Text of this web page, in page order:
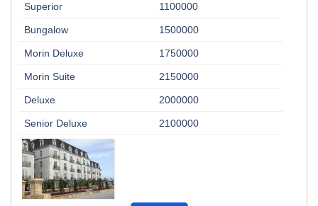
Superior 1100000
Bungalow 1500000
Morin Deluxe 1750000
Morin Suite 2150000
Deluxe 2000000
Senior Deluxe 2100000